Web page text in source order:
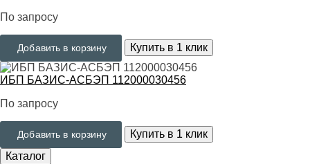
По запросу
Добавить в корзину Купить в 1 клик
ИБП БАЗИС-АСБЭП 112000030456
По запросу
Добавить в корзину
Купить в 1 клик
Каталог